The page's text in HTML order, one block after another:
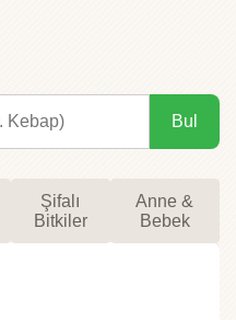
Bul
Şifalı
Bitkiler
Anne &
Bebek